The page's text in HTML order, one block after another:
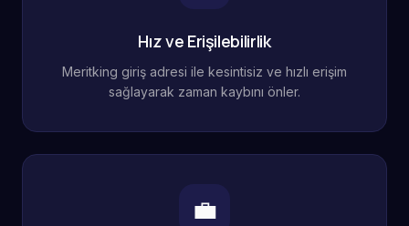
Hız ve Erişilebilirlik
Meritking giriş adresi ile kesintisiz ve hızlı erişim
sağlayarak zaman kaybını önler.
💼